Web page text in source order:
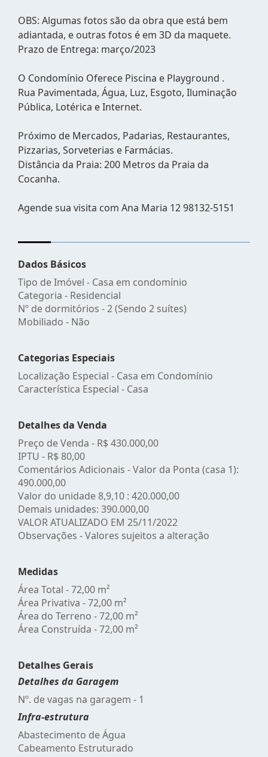
OBS: Algumas fotos são da obra que está bem
adiantada, e outras fotos é em 3D da maquete.
Prazo de Entrega: março/2023
O Condomínio Oferece Piscina e Playground .
Rua Pavimentada, Água, Luz, Esgoto, Iluminação
Pública, Lotérica e Internet.
Próximo de Mercados, Padarias, Restaurantes,
Pizzarias, Sorveterias e Farmácias.
Distância da Praia: 200 Metros da Praia da
Cocanha.
Agende sua visita com Ana Maria 12 98132-5151
Dados Básicos
Tipo de Imóvel - Casa em condomínio
Categoria - Residencial
Nº de dormitórios - 2 (Sendo 2 suítes)
Mobiliado - Não
Categorias Especiais
Localização Especial - Casa em Condomínio
Característica Especial - Casa
Detalhes da Venda
Preço de Venda - R$ 430.000,00
IPTU - R$ 80,00
Comentários Adicionais - Valor da Ponta (casa 1):
490.000,00
Valor do unidade 8,9,10 : 420.000,00
Demais unidades: 390.000,00
VALOR ATUALIZADO EM 25/11/2022
Observações - Valores sujeitos a alteração
Medidas
Área Total - 72,00 m²
Área Privativa - 72,00 m²
Área do Terreno - 72,00 m²
Área Construída - 72,00 m²
Detalhes Gerais
Detalhes da Garagem
Nº. de vagas na garagem - 1
Infra-estrutura
Abastecimento de Água
Cabeamento Estruturado